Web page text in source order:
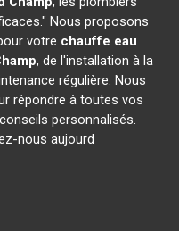
Nous proposons
votre chauffe eau
, de l'installation à la
régulière. Nous
répondre à toutes vos
personnalisés.
nous aujourd